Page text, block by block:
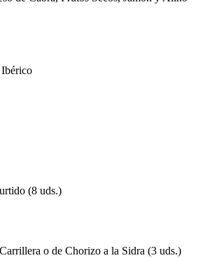
(8 uds.)
o de Chorizo a la Sidra (3 uds.)